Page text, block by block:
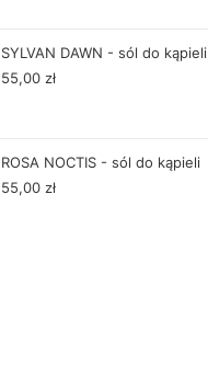
SYLVAN DAWN - sól do kąpieli
55,00 zł
ROSA NOCTIS - sól do kąpieli
55,00 zł